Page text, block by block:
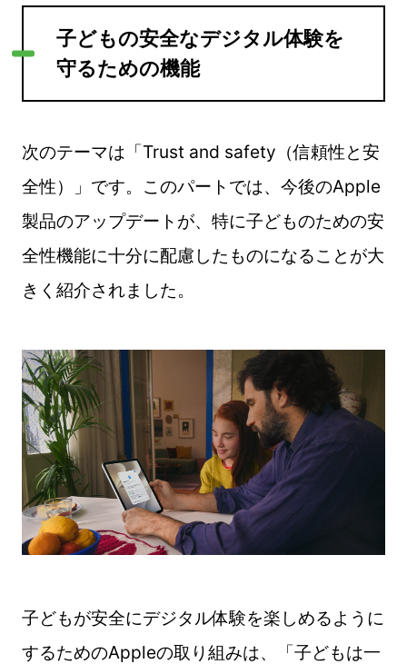
子どもの安全なデジタル体験を
守るための機能
次のテーマは「Trust and safety（信頼性と安
全性）」です。このパートでは、今後のApple
製品のアップデートが、特に子どものための安
全性機能に十分に配慮したものになることが大
きく紹介されました。
子どもが安全にデジタル体験を楽しめるように
するためのAppleの取り組みは、「子どもは一